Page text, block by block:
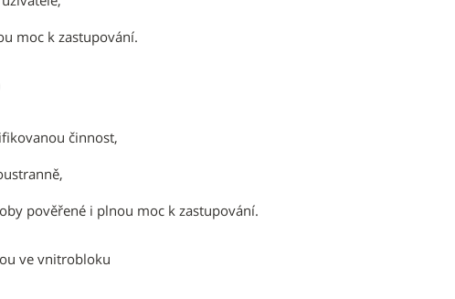
moc k zastupování.
činnost,
pověřené i plnou moc k zastupování.
ve vnitrobloku